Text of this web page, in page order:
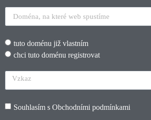
tuto doménu již vlastním
chci tuto doménu registrovat
Souhlasím s Obchodními podmínkami